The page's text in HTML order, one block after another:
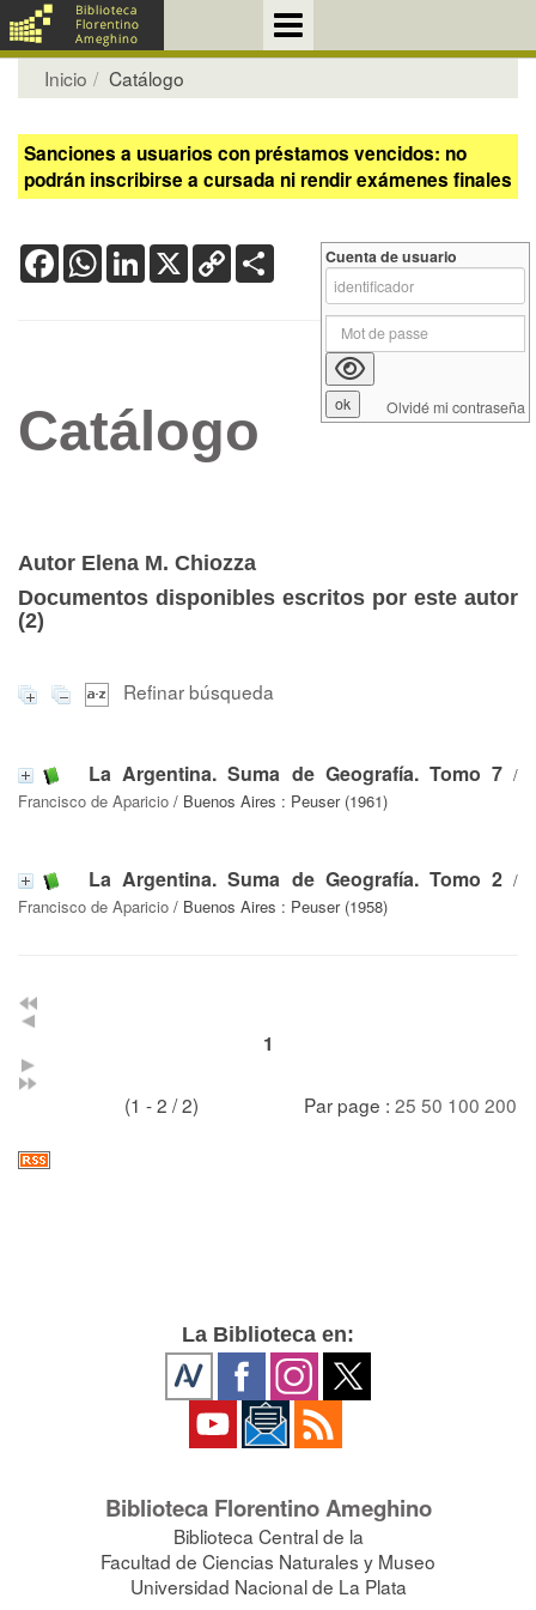
Inicio Catálogo
Sanciones a usuarios con préstamos vencidos: no
podrán inscribirse a cursada ni rendir exámenes finales
FacebookWhatsApp
LinkedIn
X Copy
Link
Catálogo
Autor Elena M. Chiozza
Documentos disponibles escritos por este autor
(2)
Refinar búsqueda
La Argentina. Suma de Geografía. Tomo 7/
Francisco de Aparicio / Buenos Aires : Peuser (1961)
La Argentina. Suma de Geografía. Tomo 2/
Francisco de Aparicio / Buenos Aires : Peuser (1958)
1
(1 - 2 / 2) Par page : 25 50 100 200
Cuenta de usuario
Olvidé mi contraseña
La Biblioteca en:
Biblioteca Florentino Ameghino
Biblioteca Central de la
Facultad de Ciencias Naturales y Museo
Universidad Nacional de La Plata